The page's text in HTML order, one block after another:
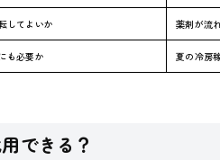
してよいか 薬剤が流
も必要か 夏の冷房
できる？